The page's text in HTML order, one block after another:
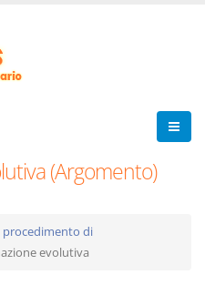
(Argomento)
procedimento di
evolutiva